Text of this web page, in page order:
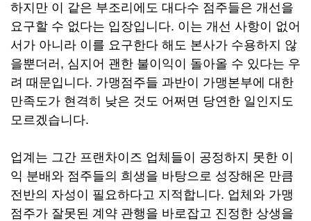
하지만 이 같은 부조리에도 대다수 점주들은 개선을
요구할 수 없다는 입장입니다. 이는 개선 사항이 없어
서가 아니라 이를 요구한다 해도 본사가 수용하지 않
을뿐더러, 심지어 괜한 불이익이 돌아올 수 있다는 우
려 때문입니다. 가맹점주들 과반이 가맹본부에 대한
만족도가 현격히 낮은 것도 어쩌면 당연한 일인지도
모르겠습니다.
업계는 그간 프랜차이즈 업체들이 공정하지 못한 이
익 분배와 점주들의 희생을 바탕으로 성장해온 만큼
전반의 자성이 필요하다고 지적합니다. 업체와 가맹
점주가 잘못된 계약 관행을 바로잡고 진정한 상생을